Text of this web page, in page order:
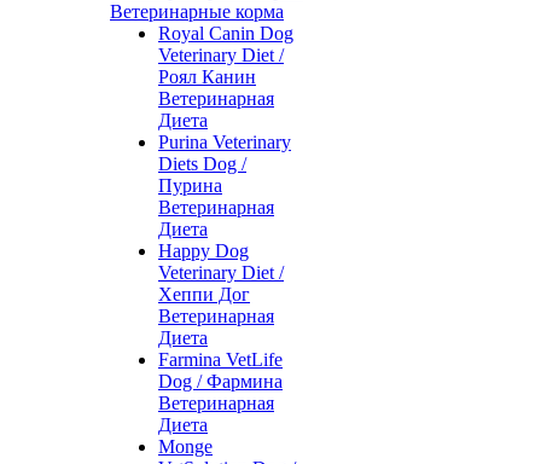
Ветеринарные корма
Royal Canin Dog
Veterinary Diet /
Роял Канин
Ветеринарная
Диета
Purina Veterinary
Diets Dog /
Пурина
Ветеринарная
Диета
Happy Dog
Veterinary Diet /
Хеппи Дог
Ветеринарная
Диета
Farmina VetLife
Dog / Фармина
Ветеринарная
Диета
Monge